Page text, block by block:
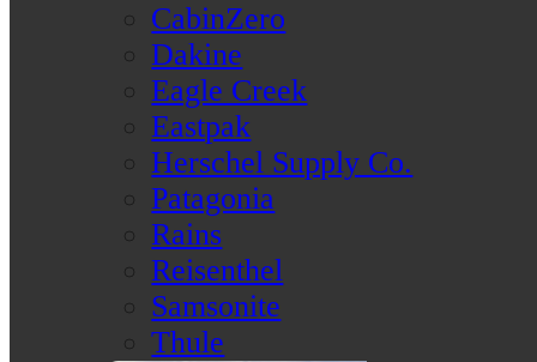
CabinZero
Dakine
Eagle Creek
Eastpak
Herschel Supply Co.
Patagonia
Rains
Reisenthel
Samsonite
Thule